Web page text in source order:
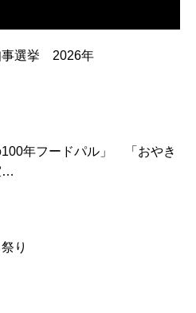
事選挙 2026年
100年フードパル」 「おやき
…
り